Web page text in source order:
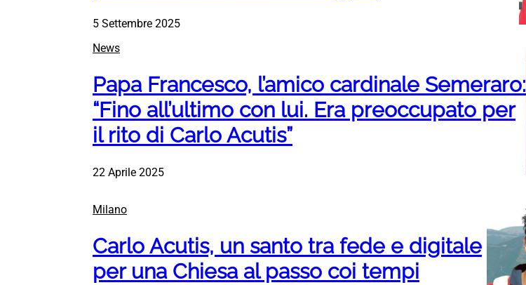
5 Settembre 2025
News
Papa Francesco, l’amico cardinale Semeraro:
“Fino all’ultimo con lui. Era preoccupato per
il rito di Carlo Acutis”
22 Aprile 2025
Milano
Carlo Acutis, un santo tra fede e digitale
per una Chiesa al passo coi tempi